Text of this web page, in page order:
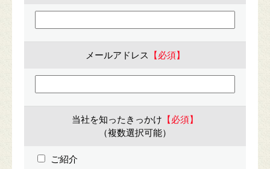
メールアドレス 【必須】
当社を知ったきっかけ 【必須】
（複数選択可能）
ご紹介